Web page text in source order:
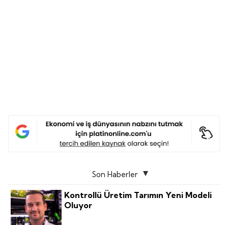
Son Haberler
Kontrollü Üretim Tarımın Yeni Modeli
Oluyor